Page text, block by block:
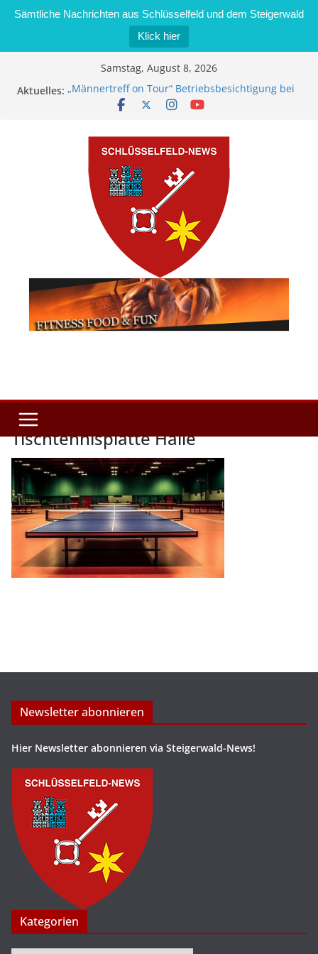
Sämtliche Nachrichten aus Schlüsselfeld und dem Steigerwald
Klick hier
Samstag, August 8, 2026
Aktuelles: „Männertreff on Tour“ Betriebsbesichtigung bei
der Schreinerei Zimmermann GmbH
Brand in Sägewerk in Bernroth schnell unter
Kontrolle
Stadt Schlüsselfeld bietet Online-Anmeldung für
Kindergartenplätze an
Dieseldiebstahl im Wert von 600 Euro
Tischtennisplatte Halle
Newsletter abonnieren
Hier Newsletter abonnieren via Steigerwald-News!
Kategorien